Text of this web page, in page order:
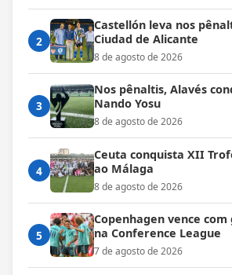
2
Castellón leva nos
Ciudad de Alicante
8 de agosto de 2026
3
Nos pênaltis, Alavés
Nando Yosu
8 de agosto de 2026
4
Ceuta conquista XII
ao Málaga
8 de agosto de 2026
5
Copenhagen vence
na Conference League
7 de agosto de 2026